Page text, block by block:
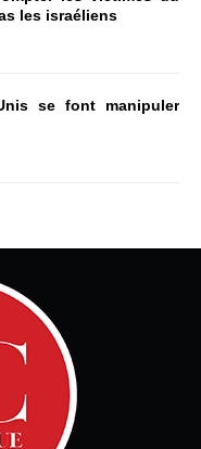
les israéliens
se font manipuler